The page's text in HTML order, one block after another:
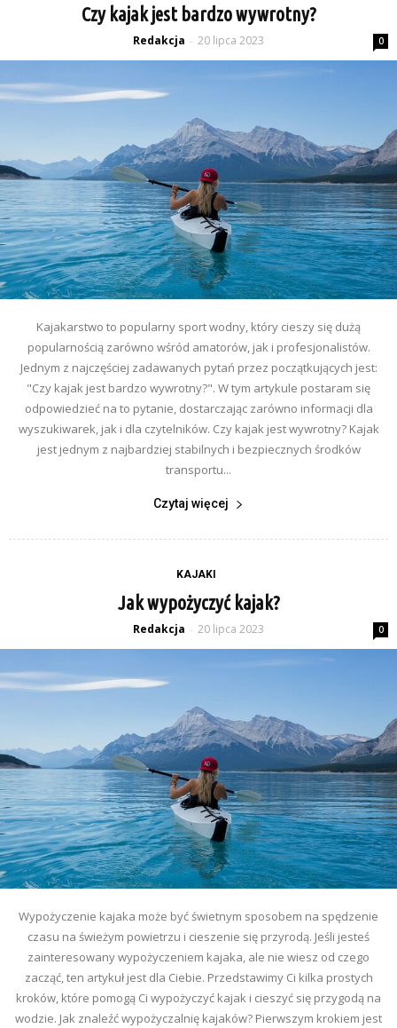
Czy kajak jest bardzo wywrotny?
Redakcja - 20 lipca 2023 0
Kajakarstwo to popularny sport wodny, który cieszy się dużą
popularnością zarówno wśród amatorów, jak i profesjonalistów.
Jednym z najczęściej zadawanych pytań przez początkujących jest:
"Czy kajak jest bardzo wywrotny?". W tym artykule postaram się
odpowiedzieć na to pytanie, dostarczając zarówno informacji dla
wyszukiwarek, jak i dla czytelników. Czy kajak jest wywrotny? Kajak
jest jednym z najbardziej stabilnych i bezpiecznych środków
transportu...
Czytaj więcej
KAJAKI
Jak wypożyczyć kajak?
Redakcja - 20 lipca 2023 0
Wypożyczenie kajaka może być świetnym sposobem na spędzenie
czasu na świeżym powietrzu i cieszenie się przyrodą. Jeśli jesteś
zainteresowany wypożyczeniem kajaka, ale nie wiesz od czego
zacząć, ten artykuł jest dla Ciebie. Przedstawimy Ci kilka prostych
kroków, które pomogą Ci wypożyczyć kajak i cieszyć się przygodą na
wodzie. Jak znaleźć wypożyczalnię kajaków? Pierwszym krokiem jest